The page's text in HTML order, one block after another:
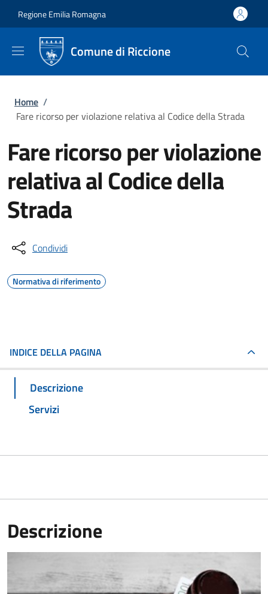
Regione Emilia Romagna
Comune di Riccione
Briciole di pane
Home /
Fare ricorso per violazione relativa al Codice della Strada
Fare ricorso per violazione
relativa al Codice della
Strada
Condividi
Normativa di riferimento
INDICE DELLA PAGINA
Descrizione
Servizi
Descrizione